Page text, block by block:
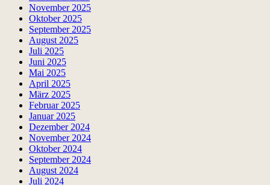
November 2025
Oktober 2025
September 2025
August 2025
Juli 2025
Juni 2025
Mai 2025
April 2025
März 2025
Februar 2025
Januar 2025
Dezember 2024
November 2024
Oktober 2024
September 2024
August 2024
Juli 2024